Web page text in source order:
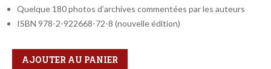
Quelque 180 photos d’archives commentées par les auteurs
ISBN 978-2-922668-72-8 (nouvelle édition)
Qté
Format
AJOUTER AU PANIER